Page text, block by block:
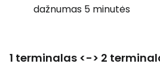
dažnumas 5 minutės
1 terminalas <-> 2